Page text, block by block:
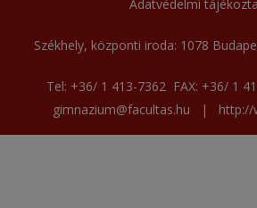
Adatvédelmi
Székhely, központi iroda: 1078
Tel: +36/ 1 413-7362 FAX: +36/ 1
gimnazium@facultas.hu | http://